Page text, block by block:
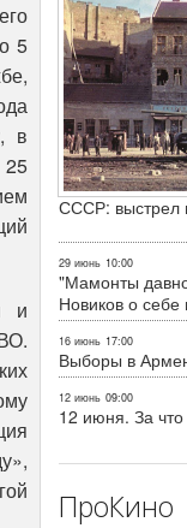
5
в
25
и
СССР: выстрел
29 июнь 10:00
"Мамонты
Новиков о себе
16 июнь 17:00
Выборы в
12 июнь 09:00
12 июня. За
ПроКино